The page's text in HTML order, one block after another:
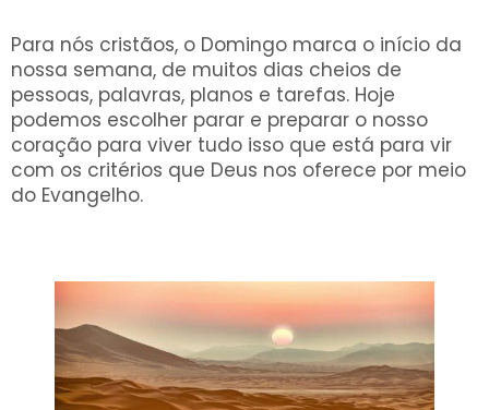
Para nós cristãos, o Domingo marca o início da
nossa semana, de muitos dias cheios de
pessoas, palavras, planos e tarefas. Hoje
podemos escolher parar e preparar o nosso
coração para viver tudo isso que está para vir
com os critérios que Deus nos oferece por meio
do Evangelho.